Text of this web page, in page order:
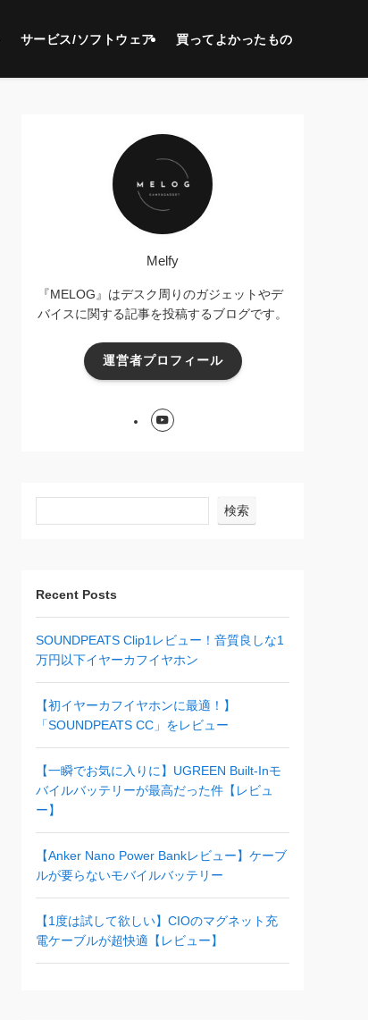
サービス/ソフトウェア 買ってよかったもの
Melfy
『MELOG』はデスク周りのガジェットやデ
バイスに関する記事を投稿するブログです。
運営者プロフィール
検索
Recent Posts
SOUNDPEATS Clip1レビュー！音質良しな1
万円以下イヤーカフイヤホン
【初イヤーカフイヤホンに最適！】
「SOUNDPEATS CC」をレビュー
【一瞬でお気に入りに】UGREEN Built-Inモ
バイルバッテリーが最高だった件【レビュ
ー】
【Anker Nano Power Bankレビュー】ケーブ
ルが要らないモバイルバッテリー
【1度は試して欲しい】CIOのマグネット充
電ケーブルが超快適【レビュー】